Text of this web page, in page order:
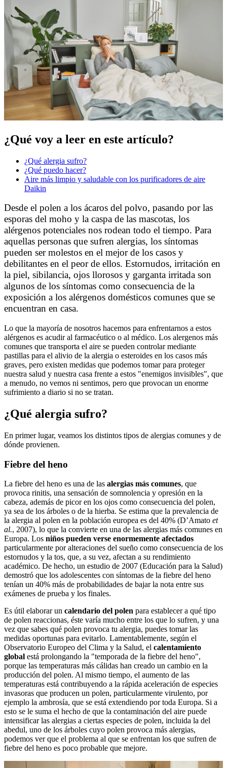
¿Qué voy a leer en este artículo?
¿Qué alergia sufro?
¿Qué puedo hacer?
Aire más limpio y saludable con los purificadores de aire
Daikin
Desde el polen a los ácaros del polvo, pasando por las
esporas del moho y la caspa de las mascotas, los
alérgenos potenciales nos rodean todo el tiempo. Para
aquellas personas que sufren alergias, los síntomas
pueden ser molestos en el mejor de los casos y
debilitantes en el peor de ellos. Estornudos, irritación en
la piel, sibilancia, ojos llorosos y garganta irritada son
algunos de los síntomas como consecuencia de la
exposición a los alérgenos domésticos comunes que se
encuentran en casa.
Lo que la mayoría de nosotros hacemos para enfrentarnos a estos
alérgenos es acudir al farmacéutico o al médico. Los alergenos más
comunes que transporta el aire se pueden controlar mediante
pastillas para el alivio de la alergia o esteroides en los casos más
graves, pero existen medidas que podemos tomar para proteger
nuestra salud y nuestra casa frente a estos "enemigos invisibles", que
a menudo, no vemos ni sentimos, pero que provocan un enorme
sufrimiento a diario si no se tratan.
¿Qué alergia sufro?
En primer lugar, veamos los distintos tipos de alergias comunes y de
dónde provienen.
Fiebre del heno
La fiebre del heno es una de las alergias más comunes, que
provoca rinitis, una sensación de somnolencia y opresión en la
cabeza, además de picor en los ojos como consecuencia del polen,
ya sea de los árboles o de la hierba. Se estima que la prevalencia de
la alergia al polen en la población europea es del 40% (D’Amato et
al., 2007), lo que la convierte en una de las alergias más comunes en
Europa. Los niños pueden verse enormemente afectados
particularmente por alteraciones del sueño como consecuencia de los
estornudos y la tos, que, a su vez, afectan a su rendimiento
académico. De hecho, un estudio de 2007 (Educación para la Salud)
demostró que los adolescentes con síntomas de la fiebre del heno
tenían un 40% más de probabilidades de bajar la nota entre sus
exámenes de prueba y los finales.
Es útil elaborar un calendario del polen para establecer a qué tipo
de polen reaccionas, éste varía mucho entre los que lo sufren, y una
vez que sabes qué polen provoca tu alergia, puedes tomar las
medidas oportunas para evitarlo. Lamentablemente, según el
Observatorio Europeo del Clima y la Salud, el calentamiento
global está prolongando la "temporada de la fiebre del heno",
porque las temperaturas más cálidas han creado un cambio en la
producción del polen. Al mismo tiempo, el aumento de las
temperaturas está contribuyendo a la rápida aceleración de especies
invasoras que producen un polen, particularmente virulento, por
ejemplo la ambrosía, que se está extendiendo por toda Europa. Si a
esto se le suma el hecho de que la contaminación del aire puede
intensificar las alergias a ciertas especies de polen, incluida la del
abedul, uno de los árboles cuyo polen provoca más alergias,
podemos ver que el problema al que se enfrentan los que sufren de
fiebre del heno es poco probable que mejore.